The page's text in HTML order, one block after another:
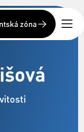
zóna